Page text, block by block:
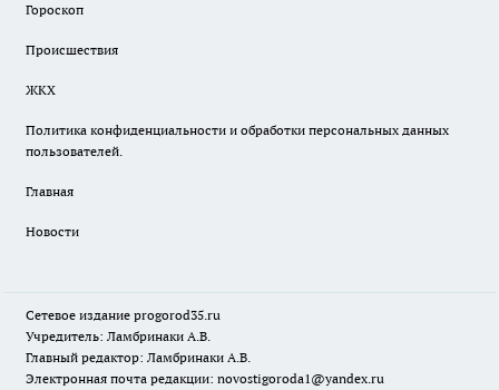
Гороскоп
Происшествия
ЖКХ
Политика конфиденциальности и обработки персональных данных
пользователей.
Главная
Новости
Сетевое издание progorod35.ru
Учредитель: Ламбринаки А.В.
Главный редактор: Ламбринаки А.В.
Электронная почта редакции: novostigoroda1@yandex.ru